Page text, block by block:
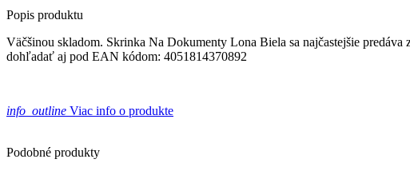
Popis produktu
Väčšinou skladom. Skrinka Na Dokumenty Lona Biela sa najčastejšie
dohľadať aj pod EAN kódom: 4051814370892
info_outline Viac info o produkte
Podobné produkty